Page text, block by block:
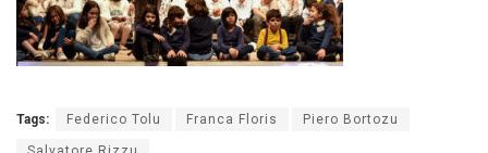
Tags: Federico Tolu Franca Floris Piero Bortozu